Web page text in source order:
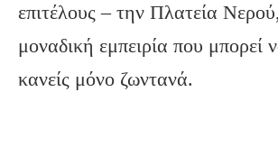
επιτέλους – την Πλατεία
μοναδική εμπειρία που μπορεί
κανείς μόνο ζωντανά.